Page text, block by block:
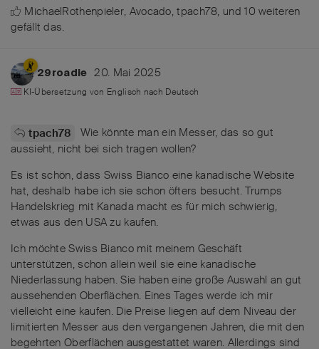
MichaelRothenpieler, Avocado,tpach78, und10 weiteren
gefällt das.
29roadie 20. Mai 2025
KI-Übersetzung von Englisch nach Deutsch
tpach78
Wie könnte man ein Messer, das so gut
aussieht, nicht bei sich tragen wollen?
Es ist schön, dass Swiss Bianco eine kanadische Website
hat, deshalb habe ich sie schon öfters besucht. Trumps
Handelskrieg mit Kanada macht es für mich schwierig,
etwas aus den USA zu kaufen.
Ich möchte Swiss Bianco mit meinem Geschäft
unterstützen, schon allein weil sie eine kanadische
Niederlassung haben. Sie haben eine große Auswahl an gut
aussehenden Oberflächen. Eines Tages werde ich mir
vielleicht eine kaufen. Die Preise liegen auf dem Niveau der
limitierten Messer aus den vergangenen Jahren, die mit den
begehrten Oberflächen ausgestattet waren. Allerdings sind